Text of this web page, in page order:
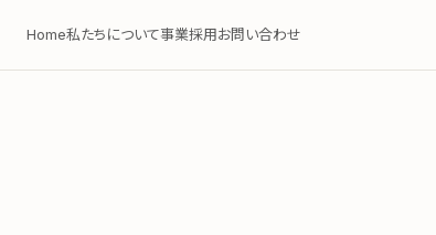
Home私たちについて事業採用お問い合わせ